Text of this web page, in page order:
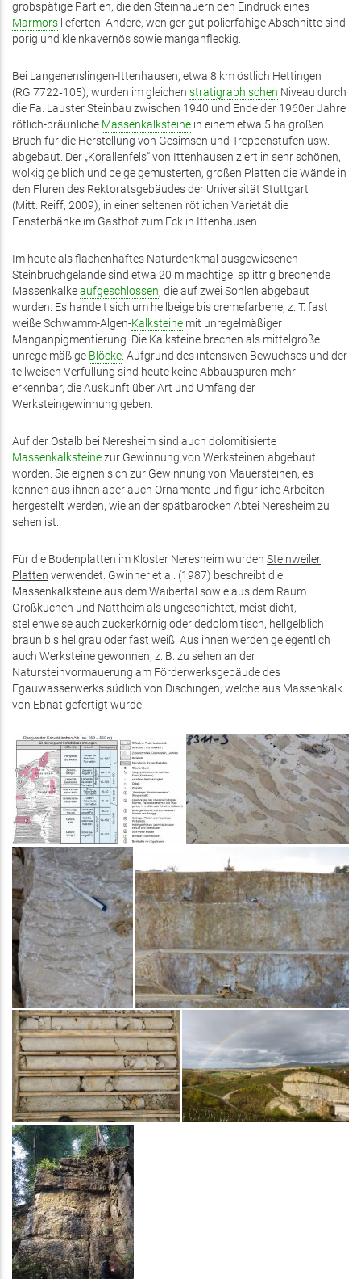
grobspätige Partien, die den Steinhauern den Eindruck eines
Marmors lieferten. Andere, weniger gut polierfähige Abschnitte sind
porig und kleinkavernös sowie manganfleckig.
Bei Langenenslingen-Ittenhausen, etwa 8 km östlich Hettingen
(RG 7722‑105), wurden im gleichen stratigraphischen Niveau durch
die Fa. Lauster Steinbau zwischen 1940 und Ende der 1960er Jahre
rötlich-bräunliche Massenkalksteine in einem etwa 5 ha großen
Bruch für die Herstellung von Gesimsen und Treppenstufen usw.
abgebaut. Der „Korallenfels“ von Ittenhausen ziert in sehr schönen,
wolkig gelblich und beige gemusterten, großen Platten die Wände in
den Fluren des Rektoratsgebäudes der Universität Stuttgart
(Mitt. Reiff, 2009), in einer seltenen rötlichen Varietät die
Fensterbänke im Gasthof zum Eck in Ittenhausen.
Im heute als flächenhaftes Naturdenkmal ausgewiesenen
Steinbruchgelände sind etwa 20 m mächtige, splittrig brechende
Massenkalkeaufgeschlossen, die auf zwei Sohlen abgebaut
wurden. Es handelt sich um hellbeige bis cremefarbene, z. T. fast
weiße Schwamm-Algen-Kalksteine mit unregelmäßiger
Manganpigmentierung. Die Kalksteine brechen als mittelgroße
unregelmäßige Blöcke. Aufgrund des intensiven Bewuchses und der
teilweisen Verfüllung sind heute keine Abbauspuren mehr
erkennbar, die Auskunft über Art und Umfang der
Werksteingewinnung geben.
Auf der Ostalb bei Neresheim sind auch dolomitisierte
Massenkalksteinezur Gewinnung von Werksteinen abgebaut
worden. Sie eignen sich zur Gewinnung von Mauersteinen, es
können aus ihnen aber auch Ornamente und figürliche Arbeiten
hergestellt werden, wie an der spätbarocken Abtei Neresheim zu
sehen ist.
Für die Bodenplatten im Kloster Neresheim wurden Steinweiler
Platten verwendet. Gwinner et al. (1987) beschreibt die
Massenkalksteine aus dem Waibertal sowie aus dem Raum
Großkuchen und Nattheim als ungeschichtet, meist dicht,
stellenweise auch zuckerkörnig oder dedolomitisch, hellgelblich
braun bis hellgrau oder fast weiß. Aus ihnen werden gelegentlich
auch Werksteine gewonnen, z. B. zu sehen an der
Natursteinvormauerung am Förderwerksgebäude des
Egauwasserwerks südlich von Dischingen, welche aus Massenkalk
von Ebnat gefertigt wurde.